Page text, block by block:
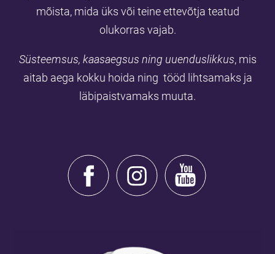
mõista, mida üks või teine ettevõtja teatud
olukorras vajab.
Süsteemsus, kaasaegsus ning uuenduslikkus, mis
aitab aega kokku hoida ning tööd lihtsamaks ja
läbipaistvamaks muuta.